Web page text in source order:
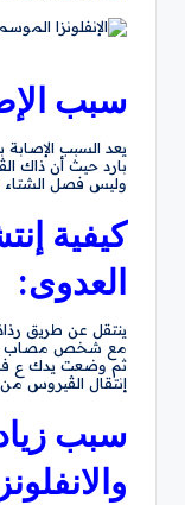
سبب
يعد السبب
بارد حيث أن ذاك
وليس فصل الشتاء
كيفية
العدوى:
ينتقل عن طريق
مع شخص مصاب
ثم وضعت يدك ع
إنتقال الڤيروس
سبب